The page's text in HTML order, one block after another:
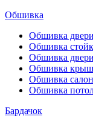
Обшивка
Обшивка двери
Обшивка
Обшивка
Обшивка
Обшивка
Обшивка
Бардачок